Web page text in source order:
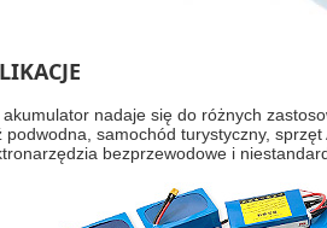
akumulator nadaje się do różnych
podwodna, samochód turystyczny,
bezprzewodowe i